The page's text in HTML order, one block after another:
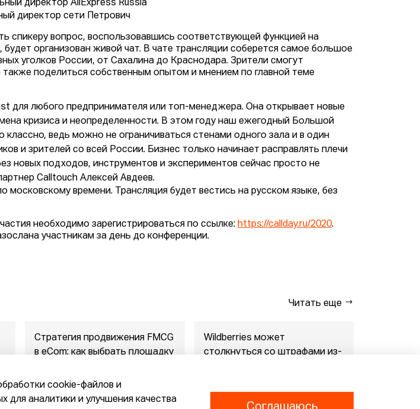
директор AliExpress Russia
директор сети Петрович
спикеру вопрос, воспользовавшись соответствующей функцией на
организован живой чат. В чате трансляции соберется самое большое
уголков России, от Сахалина до Краснодара. Зрители смогут
также поделиться собственным опытом и мнением по главной теме
для любого предпринимателя или топ-менеджера. Она открывает новые
кризиса и неопределенности. В этом году наш ежегодный Большой
классно, ведь можно не ограничиваться стенами одного зала и в один
и зрителей со всей России. Бизнес только начинает расправлять плечи
новых подходов, инструментов и экспериментов сейчас просто не
Calltouch Алексей Авдеев.
московскому времени. Трансляция будет вестись на русском языке, без
необходимо зарегистрироваться по ссылке: https://callday.ru/2020.
участникам за день до конференции.
Читать еще
Стратегия продвижения FMCG
в eСom: как выбрать площадку
07.08.2026
Wildberries может
столкнуться со штрафами из-
cookie-файлов и
аналитики и улучшения качества